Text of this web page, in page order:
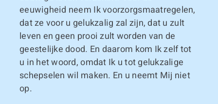
eeuwigheid neem Ik voorzorgsmaatregelen,
dat ze voor u gelukzalig zal zijn, dat u zult
leven en geen prooi zult worden van de
geestelijke dood. En daarom kom Ik zelf tot
u in het woord, omdat Ik u tot gelukzalige
schepselen wil maken. En u neemt Mij niet
op.